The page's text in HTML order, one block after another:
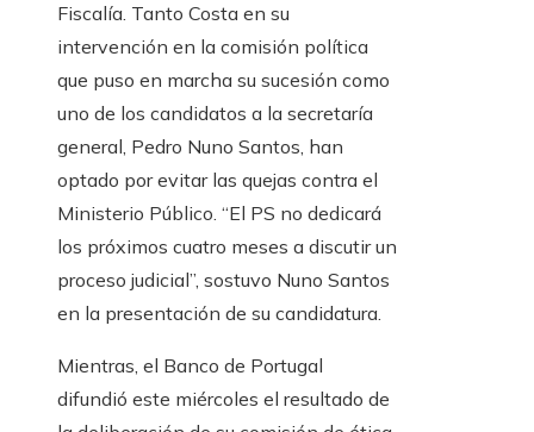
Fiscalía. Tanto Costa en su
intervención en la comisión política
que puso en marcha su sucesión como
uno de los candidatos a la secretaría
general, Pedro Nuno Santos, han
optado por evitar las quejas contra el
Ministerio Público. “El PS no dedicará
los próximos cuatro meses a discutir un
proceso judicial”, sostuvo Nuno Santos
en la presentación de su candidatura.
Mientras, el Banco de Portugal
difundió este miércoles el resultado de